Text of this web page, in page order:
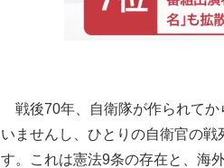
戦後70年、自衛隊が作られてか
いませんし、ひとりの自衛官の
す。これは憲法9条の存在と、海